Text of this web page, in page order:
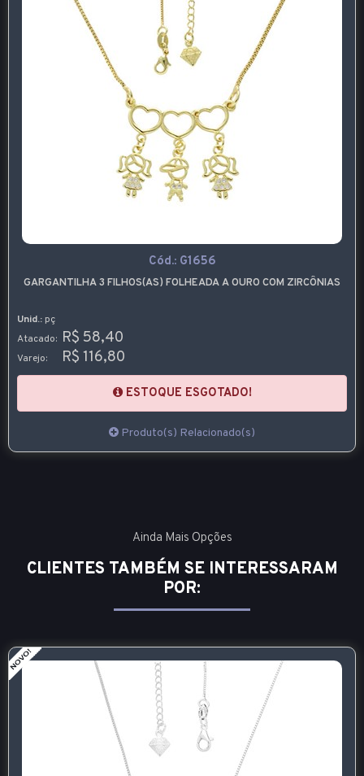
Cód.: G1656
GARGANTILHA 3 FILHOS(AS) FOLHEADA A OURO COM ZIRCÔNIAS
Unid.: pç
Atacado: R$ 58,40
Varejo: R$ 116,80
ESTOQUE ESGOTADO!
Produto(s) Relacionado(s)
Ainda Mais Opções
CLIENTES TAMBÉM SE INTERESSARAM
POR: